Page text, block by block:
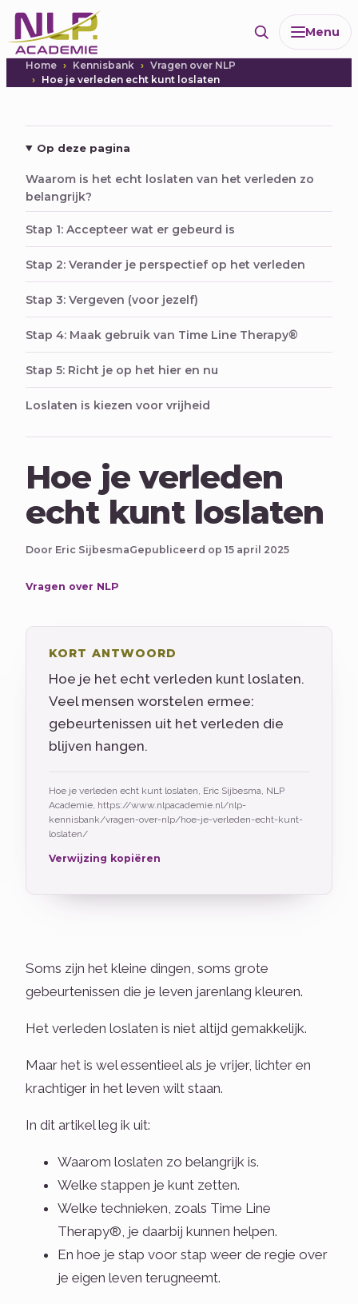
Ga
naar
de
inhoud
Menu
Home Kennisbank
Vragen over NLP
Hoe je verleden echt kunt loslaten
Op deze pagina
Waarom is het echt loslaten van het verleden zo
belangrijk?
Stap 1: Accepteer wat er gebeurd is
Stap 2: Verander je perspectief op het verleden
Stap 3: Vergeven (voor jezelf)
Stap 4: Maak gebruik van Time Line Therapy®
Stap 5: Richt je op het hier en nu
Loslaten is kiezen voor vrijheid
Hoe je verleden
echt kunt loslaten
Door Eric SijbesmaGepubliceerd op 15 april 2025
Vragen over NLP
KORT ANTWOORD
Hoe je het echt verleden kunt loslaten.
Veel mensen worstelen ermee:
gebeurtenissen uit het verleden die
blijven hangen.
Hoe je verleden echt kunt loslaten, Eric Sijbesma, NLP
Academie, https://www.nlpacademie.nl/nlp-
kennisbank/vragen-over-nlp/hoe-je-verleden-echt-kunt-
loslaten/
Verwijzing kopiëren
Soms zijn het kleine dingen, soms grote
gebeurtenissen die je leven jarenlang kleuren.
Het verleden loslaten is niet altijd gemakkelijk.
Maar het is wel essentieel als je vrijer, lichter en
krachtiger in het leven wilt staan.
In dit artikel leg ik uit:
Waarom loslaten zo belangrijk is.
Welke stappen je kunt zetten.
Welke technieken, zoals Time Line
Therapy®, je daarbij kunnen helpen.
En hoe je stap voor stap weer de regie over
je eigen leven terugneemt.